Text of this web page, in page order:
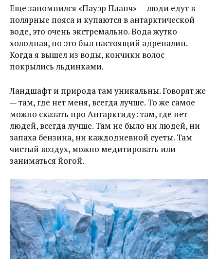
Еще запомнился «Пауэр Планч» — люди едут в
полярные пояса и купаются в антарктической
воде, это очень экстремально. Вода жутко
холодная, но это был настоящий адреналин.
Когда я вышел из воды, кончики волос
покрылись льдинками.
Ландшафт и природа там уникальны. Говорят же
— там, где нет меня, всегда лучше. То же самое
можно сказать про Антарктиду: там, где нет
людей, всегда лучше. Там не было ни людей, ни
запаха бензина, ни каждодневной суеты. Там
чистый воздух, можно медитировать или
заниматься йогой.